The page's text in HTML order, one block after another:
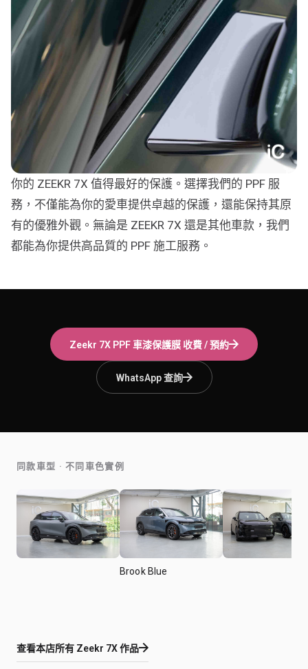
你的 ZEEKR 7X 值得最好的保護。選擇我們的 PPF 服
務，不僅能為你的愛車提供卓越的保護，還能保持其原
有的優雅外觀。無論是 ZEEKR 7X 還是其他車款，我們
都能為你提供高品質的 PPF 施工服務。
Zeekr 7X PPF 車漆保護膜 收費 / 預約
WhatsApp 查詢
同款車型 · 不同車色實例
Brook Blue
查看本店所有 Zeekr 7X作品